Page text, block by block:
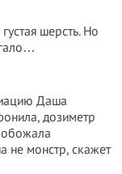
шерсть. Но
Даша
дозиметр
не монстр, скажет